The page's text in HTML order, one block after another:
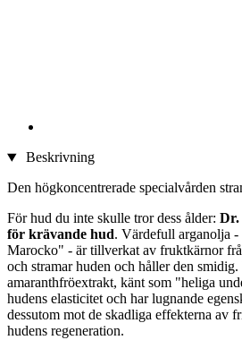
Beskrivning
Den högkoncentrerade specialvården
För hud du inte skulle tror dess ålder: Dr.
för krävande hud. Värdefull arganolja
Marocko" - är tillverkat av fruktkärnor
och stramar huden och håller den
amaranthfröextrakt, känt som "heliga
hudens elasticitet och har lugnande
dessutom mot de skadliga effekterna av
hudens regeneration.